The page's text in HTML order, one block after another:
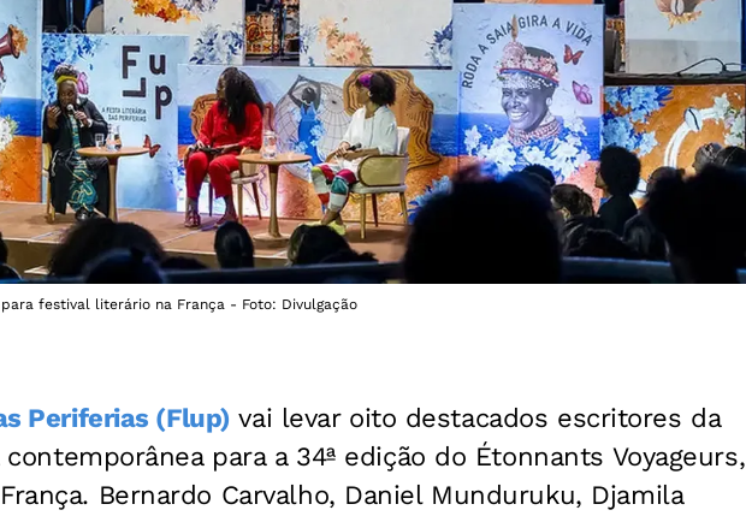
festival literário na França - Foto: Divulgação
Periferias (Flup) vai levar oito destacados escritores da
para a 34ª edição do Étonnants Voyageurs,
Bernardo Carvalho, Daniel Munduruku, Djamila